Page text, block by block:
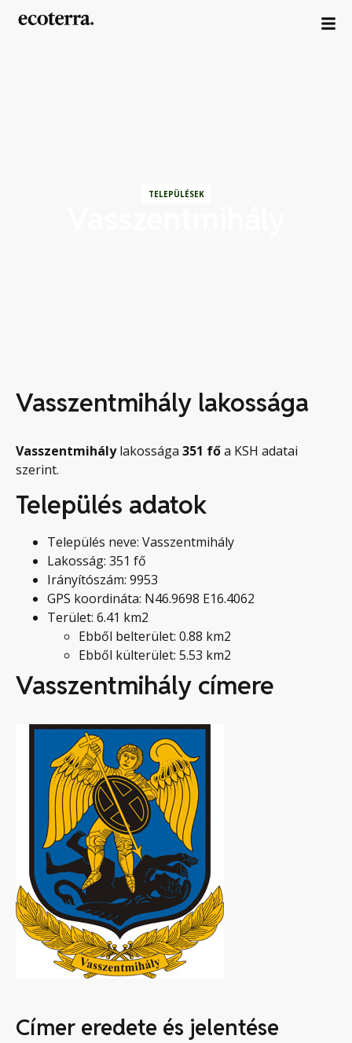
TELEPÜLÉSEK
Vasszentmihály lakossága
Vasszentmihálylakossága 351 főa KSH adatai
szerint.
Település adatok
Település neve: Vasszentmihály
Lakosság: 351 fő
Irányítószám: 9953
GPS koordináta: N46.9698 E16.4062
Terület: 6.41 km2
Ebből belterület: 0.88 km2
Ebből külterület: 5.53 km2
Vasszentmihály címere
Címer eredete és jelentése